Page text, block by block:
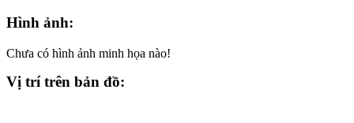
Hình ảnh:
Chưa có hình ảnh minh họa nào!
Vị trí trên bản đồ: